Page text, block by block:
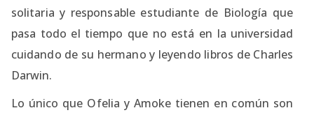
solitaria y responsable estudiante de Biología que
pasa todo el tiempo que no está en la universidad
cuidando de su hermano y leyendo libros de Charles
Darwin.
Lo único que Ofelia y Amoke tienen en común son